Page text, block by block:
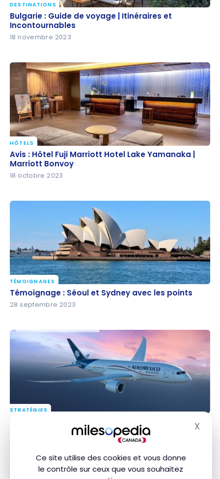
Ce site utilise des cookies et vous donne
le contrôle sur ceux que vous souhaitez
X
Bulgarie : Guide de voyage | Itinéraires et
Incontournables
DESTINATIONS
Bulgarie : Guide de voyage | Itinéraires et
Incontournables
18 novembre 2023
Avis : Hôtel Fuji Marriott Hotel Lake Yamanaka |
Marriott Bonvoy
HÔTELS
Avis : Hôtel Fuji Marriott Hotel Lake Yamanaka |
Marriott Bonvoy
18 octobre 2023
Témoignage : Séoul et Sydney avec les points
TÉMOIGNAGES
Témoignage : Séoul et Sydney avec les points
28 septembre 2023
STRATÉGIES
Voler avec Aeroméxico en utilisant les Miles Flying